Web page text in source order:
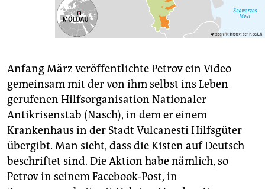
Anfang März veröffentlichte Petrov ein Video
gemeinsam mit der von ihm selbst ins Leben
gerufenen Hilfsorganisation Nationaler
Antikrisenstab (Nasch), in dem er einem
Krankenhaus in der Stadt Vulcanesti Hilfsgüter
übergibt. Man sieht, dass die Kisten auf Deutsch
beschriftet sind. Die Aktion habe nämlich, so
Petrov in seinem Facebook-Post, in